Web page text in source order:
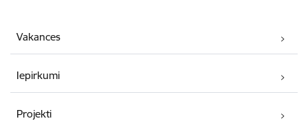
Vakances
Iepirkumi
Projekti